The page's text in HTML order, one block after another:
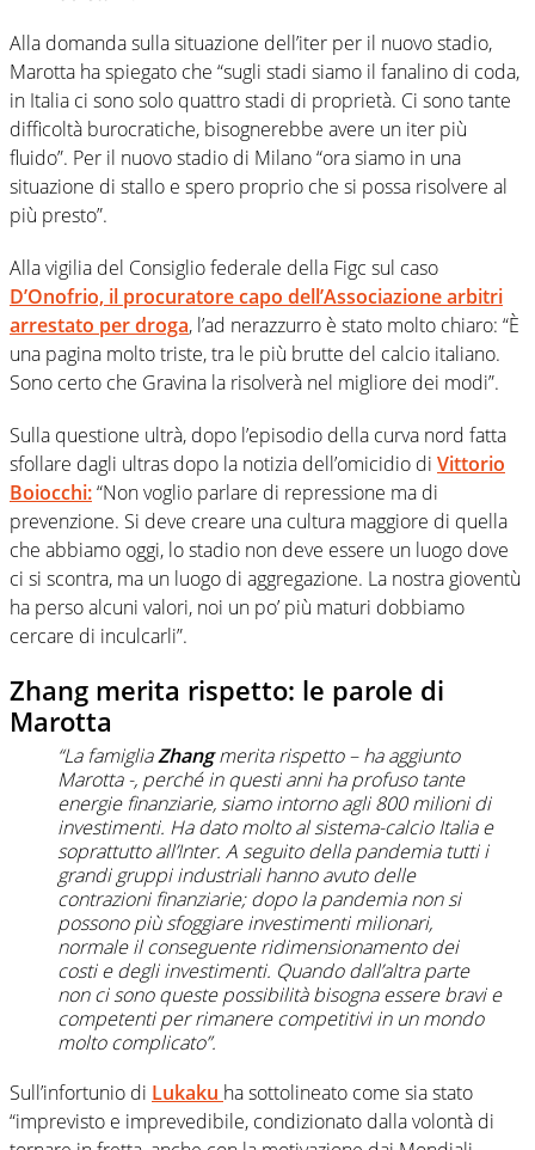
Alla domanda sulla situazione dell’iter per il nuovo stadio,
Marotta ha spiegato che “sugli stadi siamo il fanalino di coda,
in Italia ci sono solo quattro stadi di proprietà. Ci sono tante
difficoltà burocratiche, bisognerebbe avere un iter più
fluido”. Per il nuovo stadio di Milano “ora siamo in una
situazione di stallo e spero proprio che si possa risolvere al
più presto”.
Alla vigilia del Consiglio federale della Figc sul caso
D’Onofrio, il procuratore capo dell’Associazione arbitri
arrestato per droga, l’ad nerazzurro è stato molto chiaro: “È
una pagina molto triste, tra le più brutte del calcio italiano.
Sono certo che Gravina la risolverà nel migliore dei modi”.
Sulla questione ultrà, dopo l’episodio della curva nord fatta
sfollare dagli ultras dopo la notizia dell’omicidio di Vittorio
Boiocchi:“Non voglio parlare di repressione ma di
prevenzione. Si deve creare una cultura maggiore di quella
che abbiamo oggi, lo stadio non deve essere un luogo dove
ci si scontra, ma un luogo di aggregazione. La nostra gioventù
ha perso alcuni valori, noi un po’ più maturi dobbiamo
cercare di inculcarli”.
Zhang merita rispetto: le parole di
Marotta
“La famigliaZhangmerita rispetto – ha aggiunto
Marotta -, perché in questi anni ha profuso tante
energie finanziarie, siamo intorno agli 800 milioni di
investimenti. Ha dato molto al sistema-calcio Italia e
soprattutto all’Inter. A seguito della pandemia tutti i
grandi gruppi industriali hanno avuto delle
contrazioni finanziarie; dopo la pandemia non si
possono più sfoggiare investimenti milionari,
normale il conseguente ridimensionamento dei
costi e degli investimenti. Quando dall’altra parte
non ci sono queste possibilità bisogna essere bravi e
competenti per rimanere competitivi in un mondo
molto complicato”.
Sull’infortunio di Lukaku ha sottolineato come sia stato
“imprevisto e imprevedibile, condizionato dalla volontà di